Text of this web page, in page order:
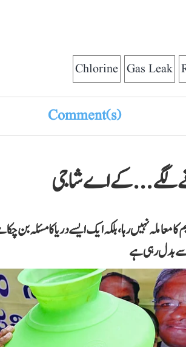
Gas Leak
Chlorine
Comment(s)
لگے...کے اے شاجی
نہیں رہا، بلکہ ایک ایسے دریا کا مسئلہ بن
بدل رہی ہے